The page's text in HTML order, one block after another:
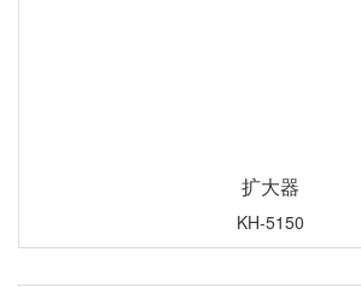
扩大器
KH-5150